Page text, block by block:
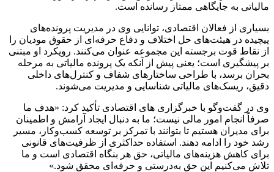
مالیاتی به جایگاهی ممتاز رسانده است.
بسیاری از فعالان اقتصادی، توانایی وی در مدیریت پرونده‌های
پیچیده در هیئت‌های حل اختلاف و دفاع حرفه‌ای از حقوق مودیان را
از نقاط قوت برجسته این مجموعه عنوان می‌کنند. رویکرد او مبتنی
بر پیشگیری است؛ یعنی پیش از آنکه یک پرونده مالیاتی به مرحله
بحران برسد، با طراحی ساختارهای شفاف و کنترل‌های داخلی
دقیق، ریسک‌های مالیاتی شناسایی و مدیریت می‌شوند.
وی در گفت‌وگو با خبرگزاری های اقتصادی تأکید کرد: «هدف ما
صرفاً انجام امور مالی نیست؛ ما به دنبال ایجاد آرامش و اطمینان
برای مدیران هستیم تا بتوانند با تمرکز بر توسعه کسب‌وکار، مسیر
رشد خود را ادامه دهند. استفاده حداکثری از ظرفیت‌های قانونی
برای کاهش هزینه‌های مالیاتی، حق هر بنگاه اقتصادی است و ما
تلاش می‌کنیم این حق به‌درستی و حرفه‌ای محقق شود.»